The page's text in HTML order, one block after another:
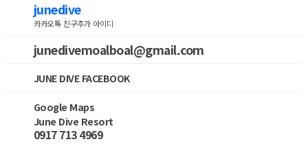
junedive
카카오톡 친구추가 아이디
junedivemoalboal@gmail.com
JUNE DIVE FACEBOOK
Google Maps
June Dive Resort
0917 713 4969